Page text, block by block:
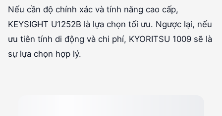
Nếu cần độ chính xác và tính năng cao cấp,
KEYSIGHT U1252B là lựa chọn tối ưu. Ngược lại, nếu
ưu tiên tính di động và chi phí, KYORITSU 1009 sẽ là
sự lựa chọn hợp lý.